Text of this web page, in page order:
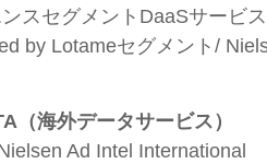
スセグメント DaaSサービ
by Lotameセグメント/
（海外データサービス）
Ad Intel International